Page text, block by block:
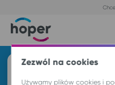
Znajdź przejazd i kup bilet
Zezwól na cookies
Używamy plików cookies i